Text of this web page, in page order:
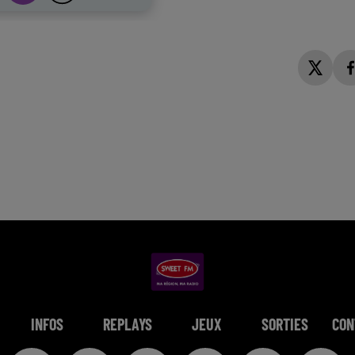
INFOS REPLAYS JEUX SORTIES